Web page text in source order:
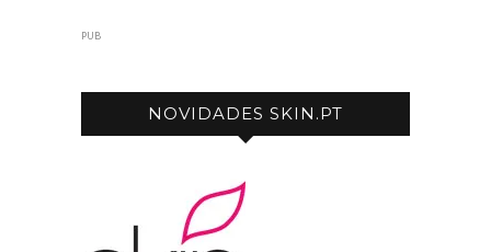
PUB
NOVIDADES SKIN.PT